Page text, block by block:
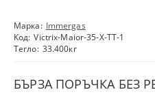
Марка: Immergas
Код: Victrix-Maior-35-X-TT-1
Тегло: 33.400кг
БЪРЗА ПОРЪЧКА БЕЗ